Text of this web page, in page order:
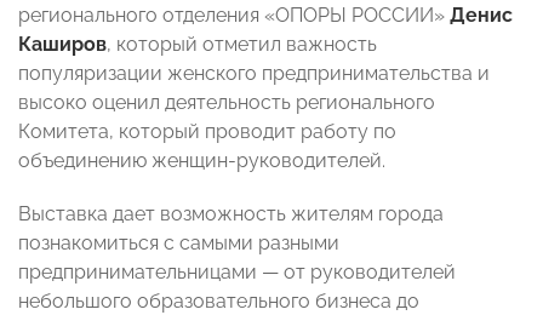
регионального отделения «ОПОРЫ РОССИИ» Денис
Каширов, который отметил важность
популяризации женского предпринимательства и
высоко оценил деятельность регионального
Комитета, который проводит работу по
объединению женщин-руководителей.
Выставка дает возможность жителям города
познакомиться с самыми разными
предпринимательницами — от руководителей
небольшого образовательного бизнеса до